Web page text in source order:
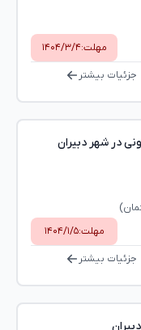
مهلت:۱۴۰۴/۳/۴
جزئیات بیشتر
مهلت:۱۴۰۴/۱/۵
جزئیات بیشتر